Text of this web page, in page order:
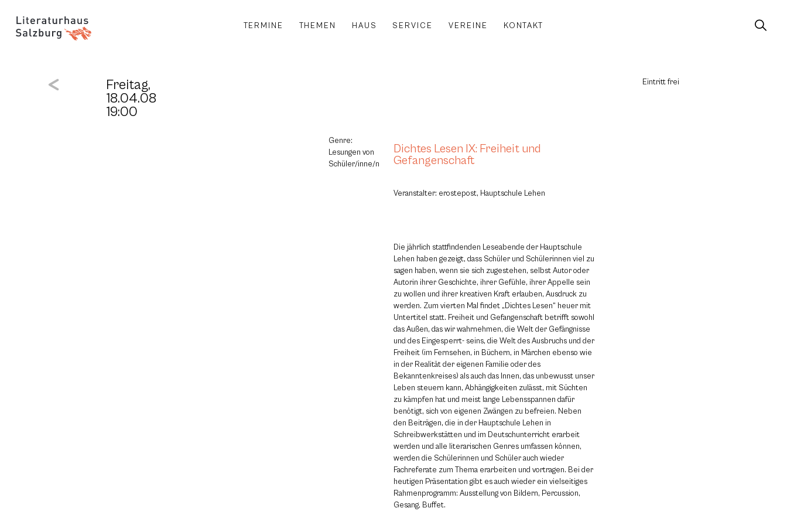
TERMINE THEMEN HAUS SERVICE VEREINE KONTAKT
Freitag,
18.04.08
19:00
Eintritt frei
Genre:
Lesungen von
Schüler/inne/n
Dichtes Lesen IX: Freiheit und
Gefangenschaft
Veranstalter: erostepost, Hauptschule Lehen
Die jährlich stattfindenden Leseabende der Hauptschule
Lehen haben gezeigt, dass Schüler und Schülerinnen viel zu
sagen haben, wenn sie sich zugestehen, selbst Autor oder
Autorin ihrer Geschichte, ihrer Gefühle, ihrer Appelle sein
zu wollen und ihrer kreativen Kraft erlauben, Ausdruck zu
werden. Zum vierten Mal findet „Dichtes Lesen“ heuer mit
Untertitel statt. Freiheit und Gefangenschaft betrifft sowohl
das Außen, das wir wahrnehmen, die Welt der Gefängnisse
und des Eingesperrt- seins, die Welt des Ausbruchs und der
Freiheit (im Fernsehen, in Büchern, in Märchen ebenso wie
in der Realität der eigenen Familie oder des
Bekanntenkreises) als auch das Innen, das unbewusst unser
Leben steuern kann, Abhängigkeiten zulässt, mit Süchten
zu kämpfen hat und meist lange Lebensspannen dafür
benötigt, sich von eigenen Zwängen zu befreien. Neben
den Beiträgen, die in der Hauptschule Lehen in
Schreibwerkstätten und im Deutschunterricht erarbeit
werden und alle literarischen Genres umfassen können,
werden die Schülerinnen und Schüler auch wieder
Fachreferate zum Thema erarbeiten und vortragen. Bei der
heutigen Präsentation gibt es auch wieder ein vielseitiges
Rahmenprogramm: Ausstellung von Bildern, Percussion,
Gesang, Buffet.